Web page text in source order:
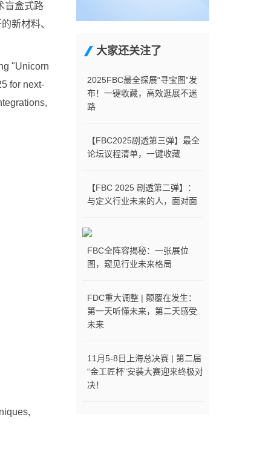
盲盒式路
新材料、
"Unicorn
for next-
大家还关注了
2025FBC最全探展“寻宝图”发
布！一键收藏，高效逛展不迷
路
【FBC2025剧透第三弹】最全
论坛议程清单，一键收藏
【FBC 2025 剧透第二弹】：
与定义行业未来的人，面对面
FBC全阵容揭秘：一张展位
图，窥见行业未来格局
FDC重大调整 | 颠覆在发生：
第一天听懂未来，第二天感受
未来
11月5-8日上海总决赛 | 第二届
“金工匠杯”安装大赛迎来终极对
决！